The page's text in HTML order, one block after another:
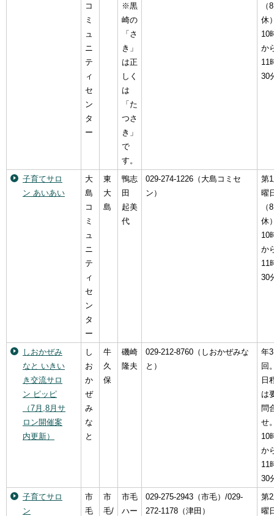
コ
ミ
ュ
ニ
テ
ィ
セ
ン
タ
ー
※黒
崎の
「さ
き」
は正
しく
は
「た
つさ
き」
で
す。
（
休
10
か
11
30
子育てサロ
ン あいあい
大
島
コ
ミ
ュ
ニ
テ
ィ
セ
ン
タ
ー
東
大
島
鴨志
田
起美
代
029-274-1226（大島コミセ
ン）
第
曜
（
休
10
か
11
30
しおかぜみ
なと いきい
き交流サロ
ン ピッピ
（7月,8月サ
ロン開催案
内更新）
し
お
か
ぜ
み
な
と
牛
久
保
磯崎
隆夫
029-212-8760（しおかぜみな
と）
年3
回
日
は
問
せ
10
か
11
30
子育てサロ
ン
市
毛
市
毛/
市毛
ハー
029-275-2943（市毛）/029-
272-1178（津田）
第
曜